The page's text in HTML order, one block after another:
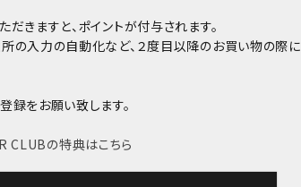
だきますと、ポイントが付与されます。
の入力の自動化など、２度目以降のお買い物の際に
録をお願い致します。
CLUBの特典はこちら